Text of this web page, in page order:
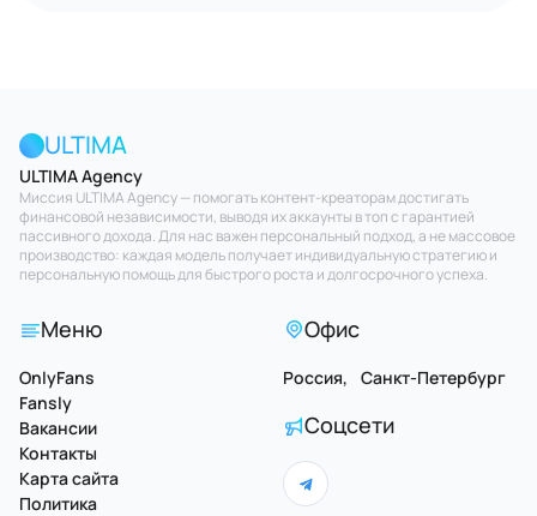
ULTIMA
ULTIMA Agency
Миссия ULTIMA Agency — помогать контент-креаторам достигать
финансовой независимости, выводя их аккаунты в топ с гарантией
пассивного дохода. Для нас важен персональный подход, а не массовое
производство: каждая модель получает индивидуальную стратегию и
персональную помощь для быстрого роста и долгосрочного успеха.
Меню
OnlyFans
Fansly
Вакансии
Контакты
Карта сайта
Политика
Офис
Россия, Санкт-Петербург
Соцсети